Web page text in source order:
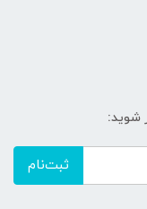
شوید:
ثبت‌نام